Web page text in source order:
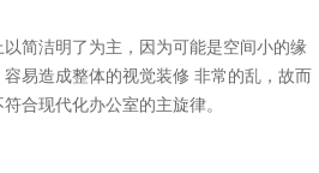
洁明了为主，因为可能是空间小的缘
，容易造成整体的视觉装修 非常的乱，故而
合现代化办公室的主旋律。